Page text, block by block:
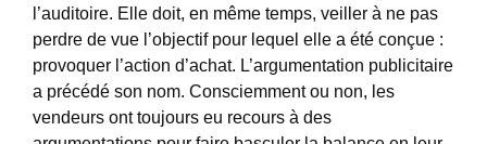
l’auditoire. Elle doit, en même temps, veiller à ne pas
perdre de vue l’objectif pour lequel elle a été conçue :
provoquer l’action d’achat. L’argumentation publicitaire
a précédé son nom. Consciemment ou non, les
vendeurs ont toujours eu recours à des